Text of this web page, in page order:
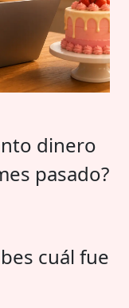
dinero
pasado?
cuál fue